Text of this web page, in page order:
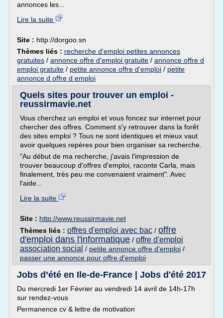
annonces les...
Lire la suite
Site : http://dorgoo.sn
Thèmes liés : recherche d'emploi petites annonces
gratuites / annonce offre d'emploi gratuite / annonce offre d
emploi gratuite / petite annonce offre d'emploi / petite
annonce d offre d emploi
Quels sites pour trouver un emploi -
reussirmavie.net
Vous cherchez un emploi et vous foncez sur internet pour
chercher des offres. Comment s'y retrouver dans la forêt
des sites emploi ? Tous ne sont identiques et mieux vaut
avoir quelques repères pour bien organiser sa recherche.
"Au début de ma recherche, j'avais l'impression de
trouver beaucoup d'offres d'emploi, raconte Carla, mais
finalement, très peu me convenaient vraiment". Avec
l'aide...
Lire la suite
Site : http://www.reussirmavie.net
Thèmes liés : offres d'emploi avec bac / offre
d'emploi dans l'informatique / offre d'emploi
association social / petite annonce offre d'emploi /
passer une annonce pour offre d'emploi
Jobs d’été en Ile-de-France | Jobs d'été 2017
Du mercredi 1er Février au vendredi 14 avril de 14h-17h
sur rendez-vous
Permanence cv & lettre de motivation